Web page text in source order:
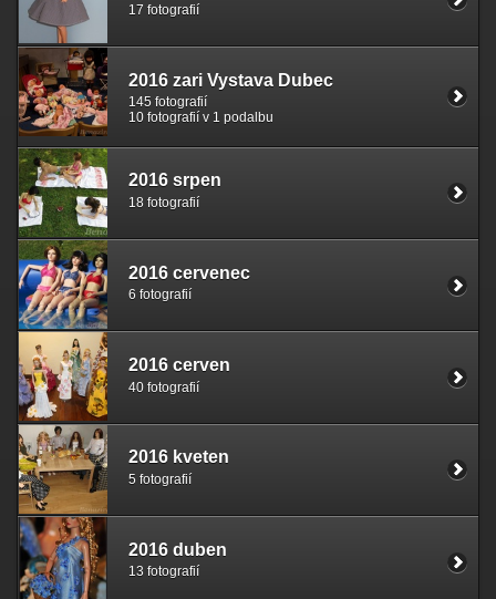
17 fotografií
2016 zari Vystava Dubec
145 fotografií
10 fotografií v 1 podalbu
2016 srpen
18 fotografií
2016 cervenec
6 fotografií
2016 cerven
40 fotografií
2016 kveten
5 fotografií
2016 duben
13 fotografií